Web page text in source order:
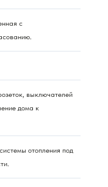
с
выключателей
дома к
отопления под